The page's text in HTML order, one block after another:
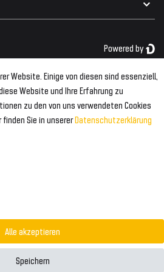
Website. Einige von diesen sind essenziell,
Website und Ihre Erfahrung zu
zu den von uns verwendeten Cookies
Sie in unsererDaten­schutz­erklärung
Alle akzeptieren
Speichern
Powered by